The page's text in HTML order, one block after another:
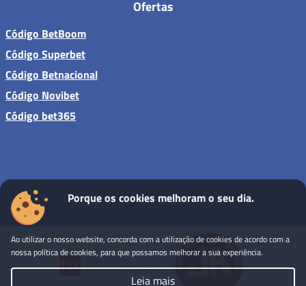
Ofertas
Código BetBoom
Código Superbet
Código Betnacional
Código Novibet
Código bet365
Sites de apostas - Todos os direitos reservados
Porque os cookies melhoram o seu dia.
Ao utilizar o nosso website, concorda com a utilização de cookies de acordo com a
nossa política de cookies, para que possamos melhorar a sua experiência.
Leia mais